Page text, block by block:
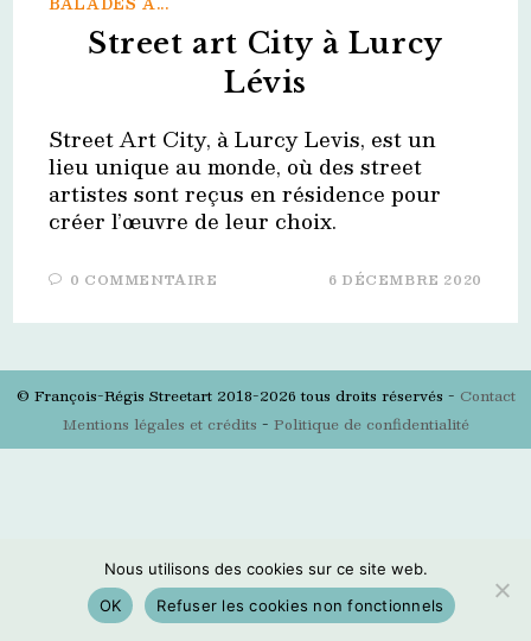
Street art City à Lurcy
Lévis
Street Art City, à Lurcy Levis, est un
lieu unique au monde, où des street
artistes sont reçus en résidence pour
créer l’œuvre de leur choix.
0 COMMENTAIRE 6 DÉCEMBRE 2020
© François-Régis Streetart 2018-2026 tous droits réservés - Contact
Mentions légales et crédits - Politique de confidentialité
Nous utilisons des cookies sur ce site web.
OK
Refuser les cookies non fonctionnels